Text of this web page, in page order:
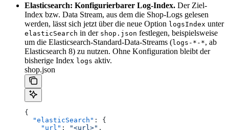
Elasticsearch: Konfigurierbarer Log-Index. Der Ziel-
Index bzw. Data Stream, aus dem die Shop-Logs gelesen
werden, lässt sich jetzt über die neue Option logsIndex unter
elasticSearch in der shop.json festlegen, beispielsweise
um die Elasticsearch-Standard-Data-Streams (logs-*-*, ab
Elasticsearch 8) zu nutzen. Ohne Konfiguration bleibt der
bisherige Index logs aktiv.
shop.json
{
  "elasticSearch"
: {
    "url"
: "<url>" ,